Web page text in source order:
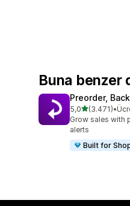
Buna benzer
Preorder,
5,05 yıldız
(3.471)
toplam 3471•
Grow sales with
alerts
Built for